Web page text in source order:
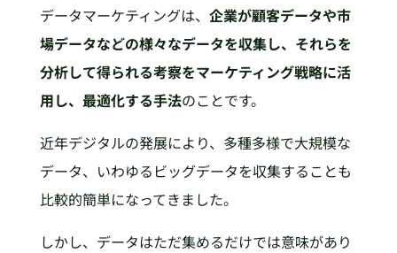
データマーケティングは、 企業が顧客データや市
場データなどの様々なデータを収集し、それらを
分析して得られる考察をマーケティング戦略に活
用し、最適化する手法のことです。
近年デジタルの発展により、多種多様で大規模な
データ、いわゆるビッグデータを収集することも
比較的簡単になってきました。
しかし、データはただ集めるだけでは意味があり